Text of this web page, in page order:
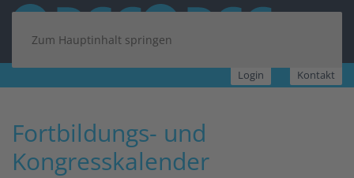
Zum Hauptinhalt springen
Login Kontakt
Fortbildungs- und
Kongresskalender